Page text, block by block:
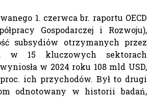
1. czerwca br. raportu OECD
Gospodarczej i Rozwoju),
subsydiów otrzymanych przez
w 15 kluczowych sektorach
w 2024 roku 108 mld USD,
proc. ich przychodów. Był to drugi
odnotowany w historii badań,